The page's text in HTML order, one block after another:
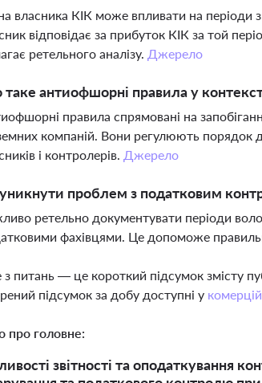
власника КІК може впливати на періоди
відповідає за прибуток КІК за той
ретельного аналізу. Джерело
антиофшорні правила у
правила спрямовані на
компаній. Вони регулюють порядок
і контролерів. Джерело
проблем з податковим
ретельно документувати періоди
фахівцями. Це допоможе
питань — це короткий підсумок змісту
підсумок за добу доступні у
про головне:
звітності та оподаткування